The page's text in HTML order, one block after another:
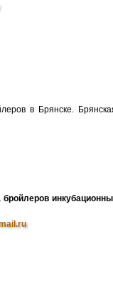
в Брянске.
бройлеров